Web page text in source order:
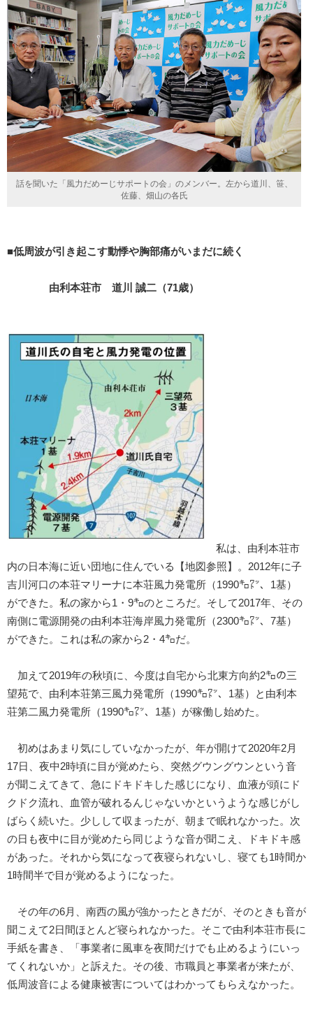
話を聞いた「風力だめーじサポートの会」のメンバー。左から道川、笹、
佐藤、畑山の各氏
■低周波が引き起こす動悸や胸部痛がいまだに続く
由利本荘市 道川 誠二（71歳）
私は、由利本荘市
内の日本海に近い団地に住んでいる【地図参照】。2012年に子
吉川河口の本荘マリーナに本荘風力発電所（1990㌔㍗、1基）
ができた。私の家から1・9㌔のところだ。そして2017年、その
南側に電源開発の由利本荘海岸風力発電所（2300㌔㍗、7基）
ができた。これは私の家から2・4㌔だ。
加えて2019年の秋頃に、今度は自宅から北東方向約2㌔の三
望苑で、由利本荘第三風力発電所（1990㌔㍗、1基）と由利本
荘第二風力発電所（1990㌔㍗、1基）が稼働し始めた。
初めはあまり気にしていなかったが、年が開けて2020年2月
17日、夜中2時頃に目が覚めたら、突然グウングウンという音
が聞こえてきて、急にドキドキした感じになり、血液が頭にド
クドク流れ、血管が破れるんじゃないかというような感じがし
ばらく続いた。少しして収まったが、朝まで眠れなかった。次
の日も夜中に目が覚めたら同じような音が聞こえ、ドキドキ感
があった。それから気になって夜寝られないし、寝ても1時間か
1時間半で目が覚めるようになった。
その年の6月、南西の風が強かったときだが、そのときも音が
聞こえて2日間ほとんど寝られなかった。そこで由利本荘市長に
手紙を書き、「事業者に風車を夜間だけでも止めるようにいっ
てくれないか」と訴えた。その後、市職員と事業者が来たが、
低周波音による健康被害についてはわかってもらえなかった。